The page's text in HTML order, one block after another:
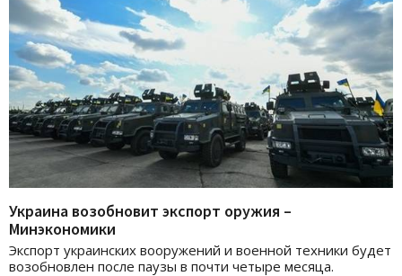
Украина возобновит экспорт оружия –
Минэкономики
Экспорт украинских вооружений и военной техники будет
возобновлен после паузы в почти четыре месяца.